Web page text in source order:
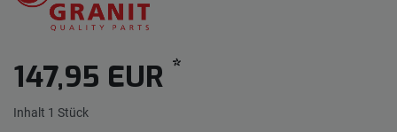
147,95 EUR *
Inhalt 1 Stück